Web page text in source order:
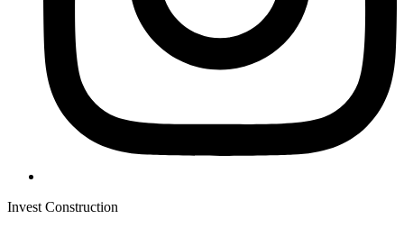
Invest Construction